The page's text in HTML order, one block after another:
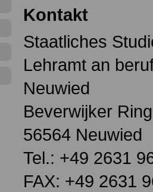
Kontakt
Staatliches
Lehramt an
Neuwied
Beverwijker
56564 Neuwied
Tel.: +49 2631
FAX: +49 2631